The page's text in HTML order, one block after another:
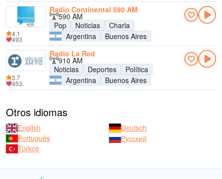
Radio Continental 590 AM
590 AM
Pop
Noticias
Charla
Argentina
Buenos Aires
4.1
493
Radio La Red
910 AM
Noticias
Deportes
Política
Argentina
Buenos Aires
3.7
453
Otros idiomas
English
Deutsch
Português
Русский
Türkçe